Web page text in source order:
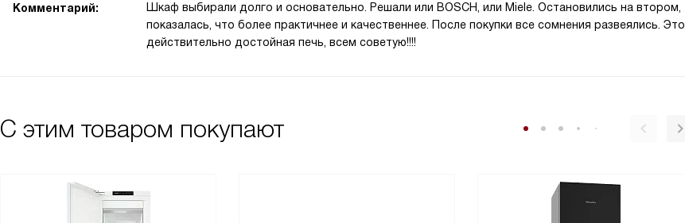
Комментарий:
Шкаф выбирали долго и основательно. Решали или BOSCH, или Miele. Остановились на втором,
показалась, что более практичнее и качественнее. После покупки все сомнения развеялись. Это
действительно достойная печь, всем советую!!!!
С этим товаром покупают